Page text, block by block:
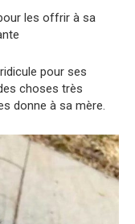
les offrir à sa
pour ses
choses très
donne à sa mère.